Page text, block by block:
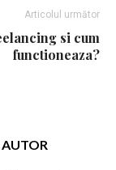
Articolul următor
si cum
functioneaza?
AUTOR